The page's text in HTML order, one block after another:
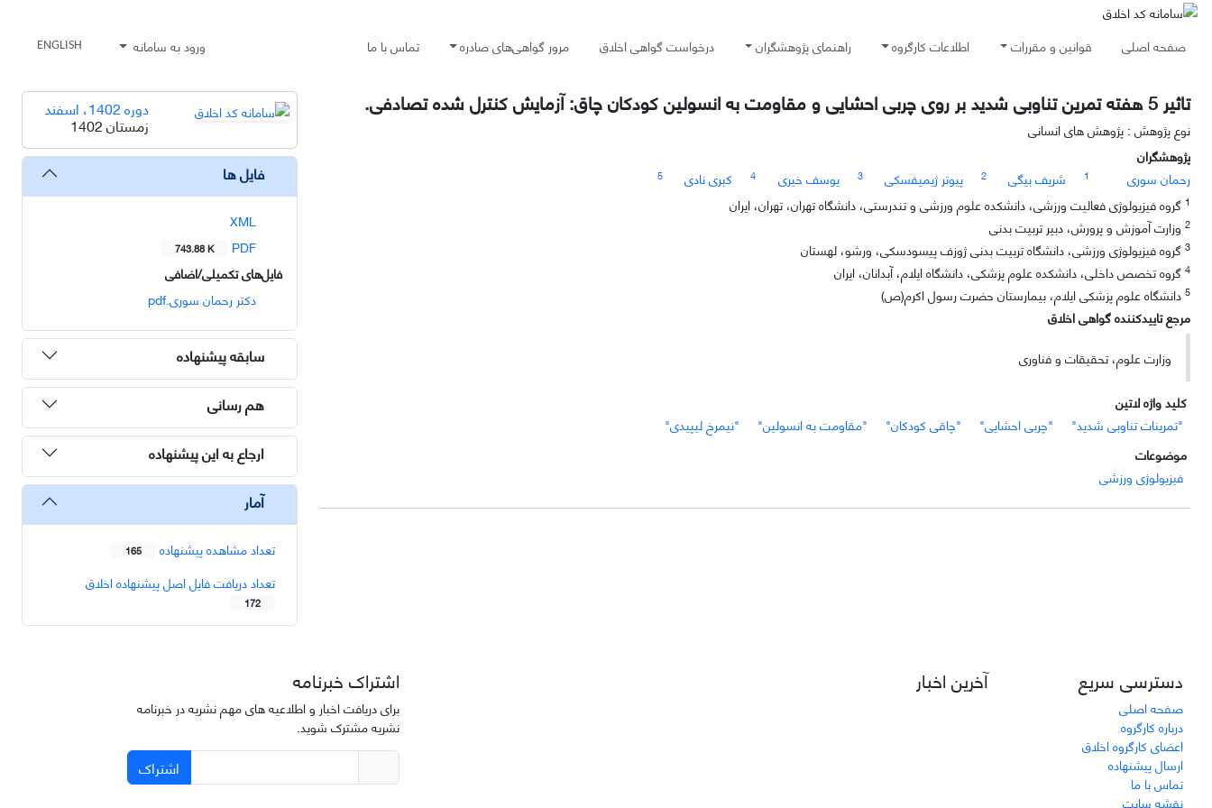
صفحه اصلی قوانین و مقررات اطلاعات کارگروه راهنمای پژوهشگران درخواست گواهی اخلاق مرور گواهی‌های صادره تماس با ما ورود به سامانه ENGLISH
تاثیر 5 هفته تمرین تناوبی شدید بر روی چربی احشایی و مقاومت به انسولین کودکان چاق: آزمایش کنترل شده تصادفی.
نوع پژوهش : پژوهش های انسانی
پژوهشگران
رحمان سوری
1 شریف بیگی 2 پیوتر ژیمیفسکی 3 یوسف خیری 4 کبری نادی
5
1 گروه فیزیولوژی فعالیت ورزشی، دانشکده علوم ورزشی و تندرستی، دانشگاه تهران، تهران، ایران
2 وزارت آموزش و پرورش، دبیر تربیت بدنی
3 گروه فیزیولوژی ورزشی، دانشگاه تربیت بدنی ژوزف پیسودسکی، ورشو، لهستان
4 گروه تخصص داخلی، دانشکده علوم پزشکی، دانشگاه ایلام، آبدانان، ایران
5 دانشگاه علوم پزشکی ایلام، بیمارستان حضرت رسول اکرم(ص)
مرجع تاییدکننده گواهی اخلاق
وزارت علوم، تحقیقات و فناوری
کلید واژه لاتین
"تمرینات تناوبی شدید"
"چربی احشایی" "چاقی کودکان" "مقاومت به انسولین"
"نیمرخ لیپیدی"
موضوعات
فیزیولوژی ورزشی
دوره 1402، اسفند
زمستان 1402
فایل ها
XML
PDF
743.88 K
فایل‌های تکمیلی/اضافی
دکتر رحمان سوری.pdf
سابقه پیشنهاده
هم رسانی
ارجاع به این پیشنهاده
آمار
تعداد مشاهده پیشنهاده 165
تعداد دریافت فایل اصل پیشنهاده اخلاق
172
دسترسی سریع
صفحه اصلی
درباره کارگروه
اعضای کارگروه اخلاق
ارسال پیشنهاده
تماس با ما
نقشه سایت
آخرین اخبار اشتراک خبرنامه
برای دریافت اخبار و اطلاعیه های مهم نشریه در خبرنامه
نشریه مشترک شوید.
اشتراک